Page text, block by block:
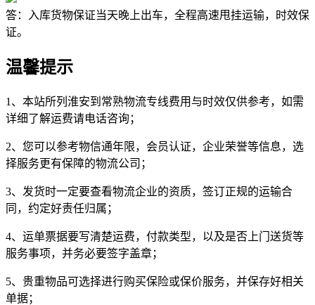
答：入库货物保证当天晚上出车，全程高速甩挂运输，时效保
证。
温馨提示
1、本站所列淮安到常熟物流专线费用与时效仅供参考，如需
详细了解运费请电话咨询；
2、您可以参考物信通年限，会员认证，企业荣誉等信息，选
择服务更有保障的物流公司；
3、发货时一定要查看物流企业的资质，签订正规的运输合
同，约定好责任归属；
4、运单票据要写清楚运费，付款类型，以及是否上门送货等
服务事项，并务必要签字盖章；
5、贵重物品可选择进行购买保险或保价服务，并保存好相关
单据；